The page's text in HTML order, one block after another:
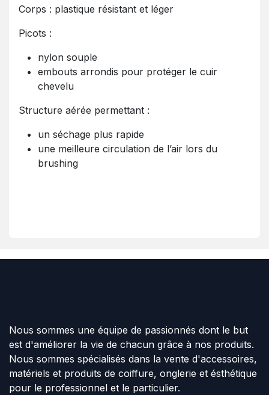
Corps : plastique résistant et léger
Picots :
nylon souple
embouts arrondis pour protéger le cuir
chevelu
Structure aérée permettant :
un séchage plus rapide
une meilleure circulation de l’air lors du
brushing
Nous sommes une équipe de passionnés dont le but
est d'améliorer la vie de chacun grâce à nos produits.
Nous sommes spécialisés dans la vente d'accessoires,
matériels et produits de coiffure, onglerie et ésthétique
pour le professionnel et le particulier.